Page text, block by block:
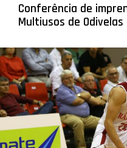
Conferência de
Multiusos de Odivelas